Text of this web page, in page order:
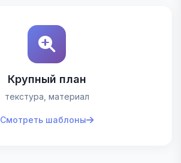
Крупный план
текстура, материал
Смотреть шаблоны